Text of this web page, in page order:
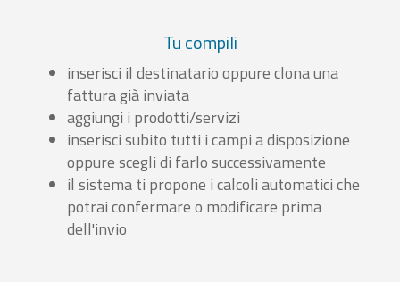
Tu compili
inserisci il destinatario oppure clona una
fattura già inviata
aggiungi i prodotti/servizi
inserisci subito tutti i campi a disposizione
oppure scegli di farlo successivamente
il sistema ti propone i calcoli automatici che
potrai confermare o modificare prima
dell'invio